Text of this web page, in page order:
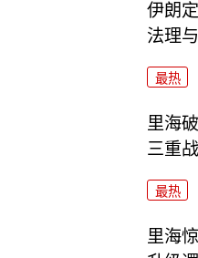
伊朗
法理
最热
里海
三重
最热
里海